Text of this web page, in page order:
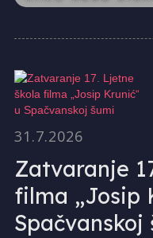
31.7.2026
Zatvaranje
filma „Josip
Spačvanskoj